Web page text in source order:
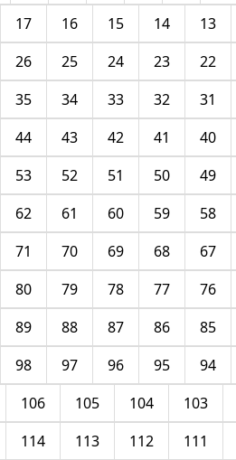
13
14
15
16
17
22
23
24
25
26
31
32
33
34
35
40
41
42
43
44
49
50
51
52
53
58
59
60
61
62
67
68
69
70
71
76
77
78
79
80
85
86
87
88
89
94
95
96
97
98
103
104
105
106
111
112
113
114